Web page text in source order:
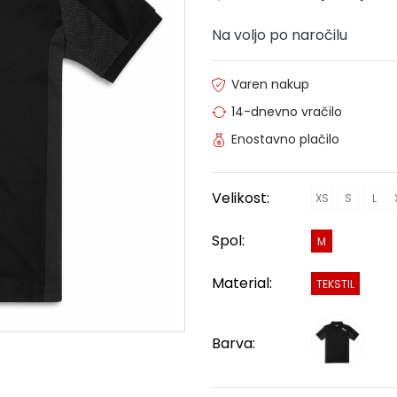
Na voljo po naročilu
Varen nakup
14-dnevno vračilo
Enostavno plačilo
Velikost: XS S L
Spol: M
Material: TEKSTIL
Barva: